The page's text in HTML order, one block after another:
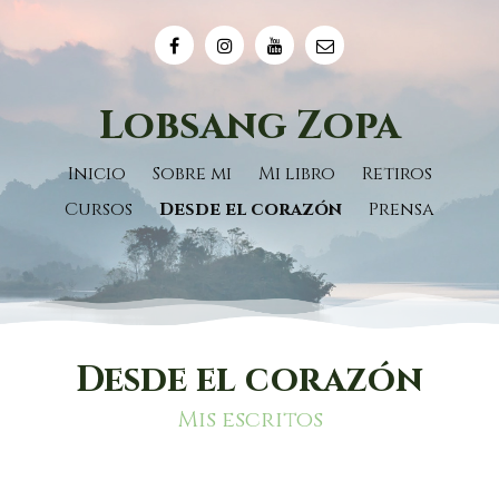
Lobsang Zopa
Inicio Sobre mi Mi libro
Retiros
Cursos
Desde el corazón Prensa
Desde el corazón
Mis escritos